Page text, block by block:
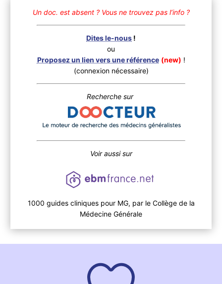
Un doc. est absent ? Vous ne trouvez pas l’info ?
Dites le-nous !
ou
Proposez un lien vers une référence (new) !
(connexion nécessaire)
Recherche sur
Voir aussi sur
1000 guides cliniques pour MG, par le Collège de la
Médecine Générale